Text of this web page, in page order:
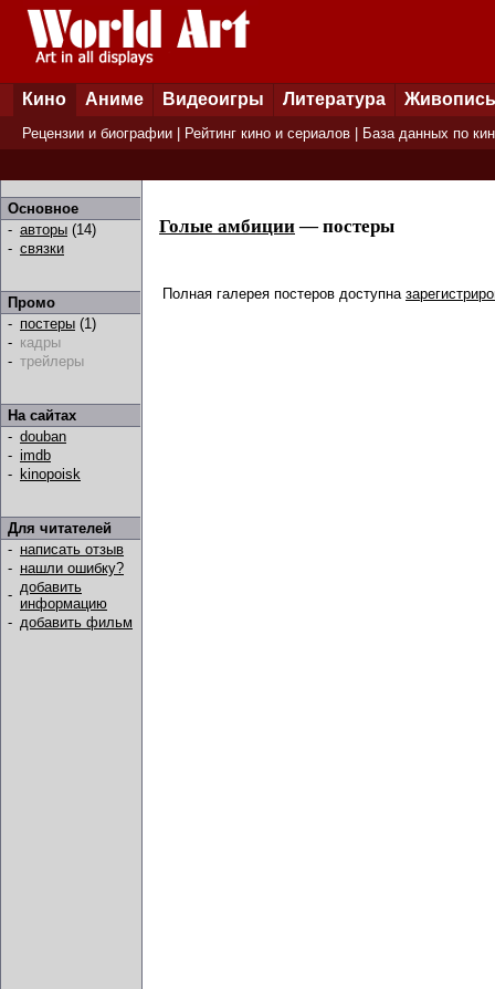
Кино Аниме Видеоигры Литература Живопись
Рецензии и биографии Рейтинг кино и сериалов База данных по
Основное
- авторы (14)
- связки
Промо
- постеры (1)
- кадры
- трейлеры
На сайтах
- douban
- imdb
- kinopoisk
Для читателей
- написать отзыв
- нашли ошибку?
- добавить
информацию
- добавить фильм
Голые амбиции— постеры
Полная галерея постеров доступна